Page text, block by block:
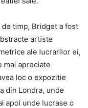
timp, Bridget a fost
artiste
ale lucrarilor ei,
mai apreciate
loc o expozitie
din Londra, unde
apoi unde lucrase o